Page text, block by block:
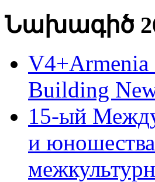
Նախագիծ
V4+Armenia
Building
15-ый
и